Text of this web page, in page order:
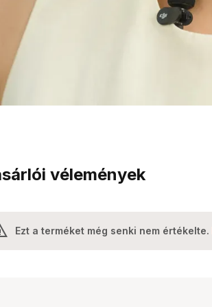
vélemények
Ezt a terméket még senki nem értékelte.